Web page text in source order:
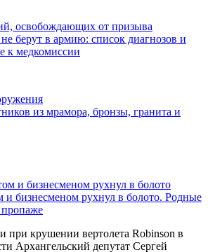
берут в армию: список диагнозов и
к медкомиссии
из мрамора, бронзы, гранита и
и бизнесменом рухнул в болото. Родные
при крушении вертолета Robinson в
Архангельский депутат Сергей